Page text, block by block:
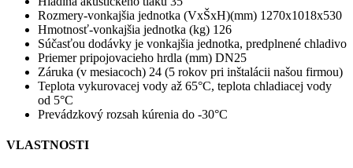
Rozmery-vonkajšia jednotka (VxŠxH)(mm) 1270x1018x530
Hmotnosť-vonkajšia jednotka (kg) 126
Súčasťou dodávky je vonkajšia jednotka, predplnené chladivo
Priemer pripojovacieho hrdla (mm) DN25
Záruka (v mesiacoch) 24 (5 rokov pri inštalácii našou firmou)
Teplota vykurovacej vody až 65°C, teplota chladiacej vody
od 5°C
Prevádzkový rozsah kúrenia do -30°C
VLASTNOSTI